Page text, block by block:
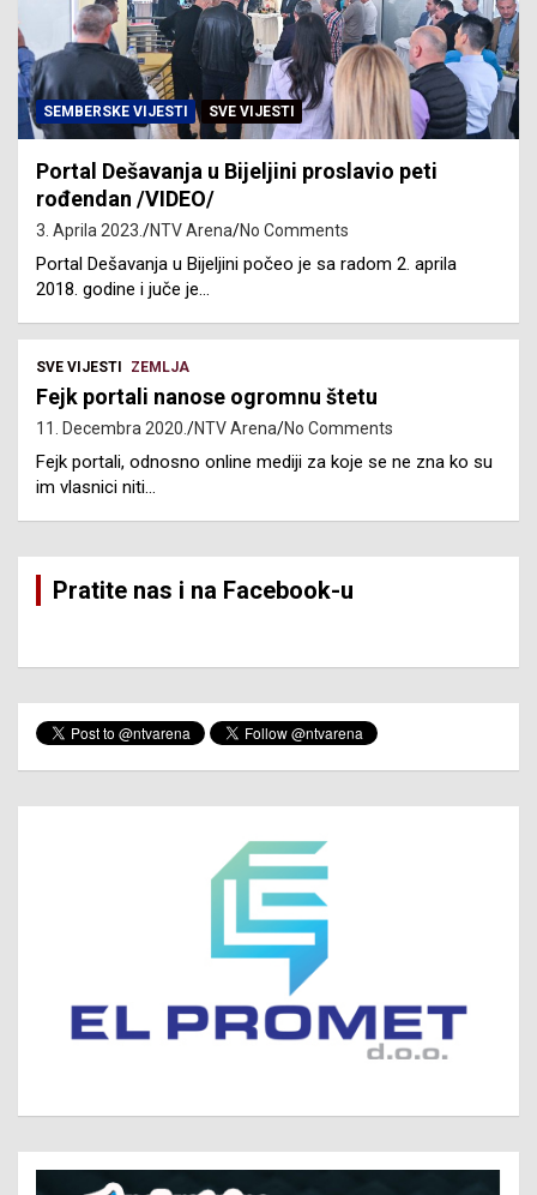
SEMBERSKE VIJESTI SVE VIJESTI
Portal Dešavanja u Bijeljini proslavio peti
rođendan /VIDEO/
3. Aprila 2023. NTV Arena No Comments
Portal Dešavanja u Bijeljini počeo je sa radom 2. aprila
2018. godine i juče je…
SVE VIJESTI ZEMLJA
Fejk portali nanose ogromnu štetu
11. Decembra 2020. NTV Arena No Comments
Fejk portali, odnosno online mediji za koje se ne zna ko su
im vlasnici niti…
Pratite nas i na Facebook-u